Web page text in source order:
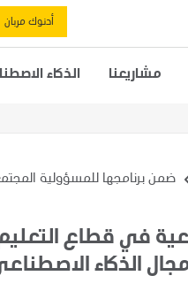
أدنوك مربان
مشاريعنا الذكاء
ضمن برنامجها للمسؤولية
في قطاع
الذكاء